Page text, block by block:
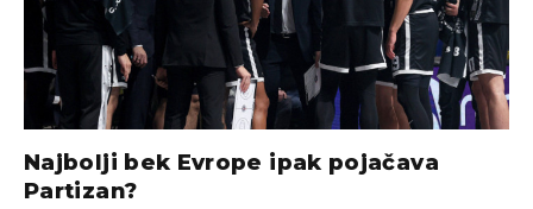
Najbolji bek Evrope ipak pojačava
Partizan?